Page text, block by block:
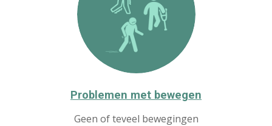
Problemen met bewegen
Geen of teveel bewegingen